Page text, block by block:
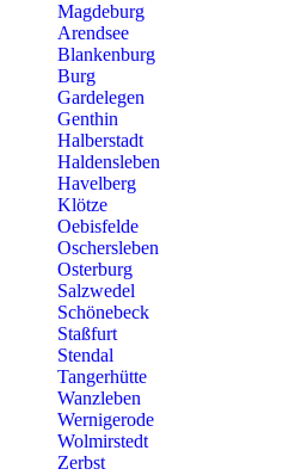
Magdeburg
Arendsee
Blankenburg
Burg
Gardelegen
Genthin
Halberstadt
Haldensleben
Havelberg
Klötze
Oebisfelde
Oschersleben
Osterburg
Salzwedel
Schönebeck
Staßfurt
Stendal
Tangerhütte
Wanzleben
Wernigerode
Wolmirstedt
Zerbst